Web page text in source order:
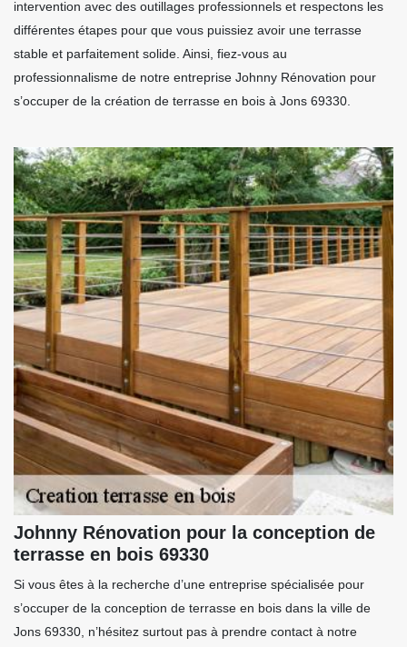
intervention avec des outillages professionnels et respectons les
différentes étapes pour que vous puissiez avoir une terrasse
stable et parfaitement solide. Ainsi, fiez-vous au
professionnalisme de notre entreprise Johnny Rénovation pour
s’occuper de la création de terrasse en bois à Jons 69330.
Johnny Rénovation pour la conception de
terrasse en bois 69330
Si vous êtes à la recherche d’une entreprise spécialisée pour
s’occuper de la conception de terrasse en bois dans la ville de
Jons 69330, n’hésitez surtout pas à prendre contact à notre